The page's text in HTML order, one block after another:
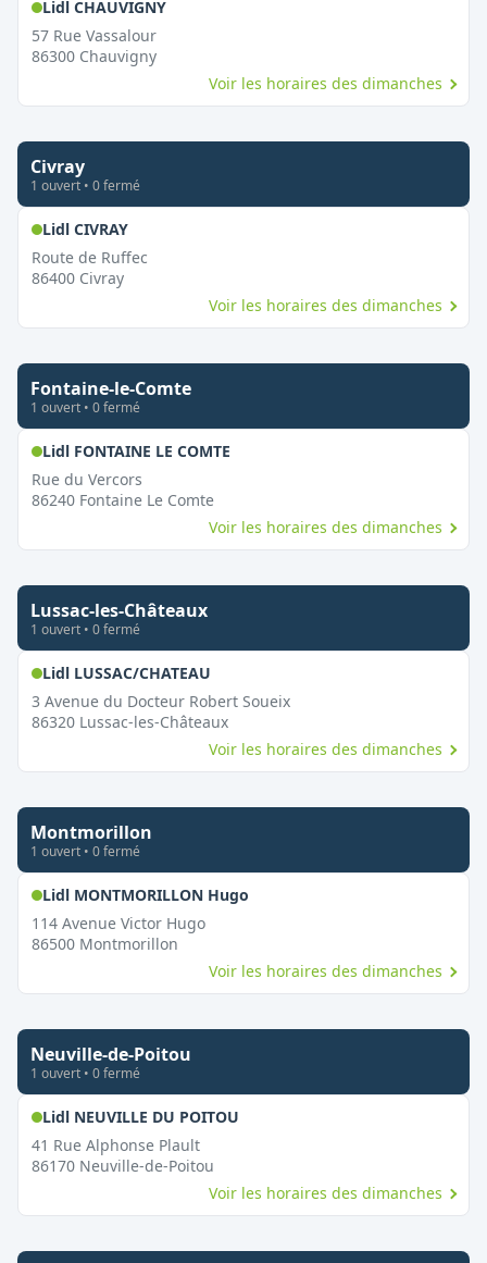
Lidl CHAUVIGNY,
57 Rue Vassalour
86300 Chauvigny
Voir les horaires des dimanches
Civray
1 ouvert • 0fermé
Lidl CIVRAY,
Route de Ruffec
86400 Civray
Voir les horaires des dimanches
Fontaine-le-Comte
1 ouvert • 0fermé
Lidl FONTAINE LE COMTE,
Rue du Vercors
86240 Fontaine Le Comte
Voir les horaires des dimanches
Lussac-les-Châteaux
1 ouvert • 0fermé
Lidl LUSSAC/CHATEAU,
3 Avenue du Docteur Robert Soueix
86320 Lussac-les-Châteaux
Voir les horaires des dimanches
Montmorillon
1 ouvert • 0fermé
Lidl MONTMORILLON Hugo,
114 Avenue Victor Hugo
86500 Montmorillon
Voir les horaires des dimanches
Neuville-de-Poitou
1 ouvert • 0fermé
Lidl NEUVILLE DU POITOU,
41 Rue Alphonse Plault
86170 Neuville-de-Poitou
Voir les horaires des dimanches